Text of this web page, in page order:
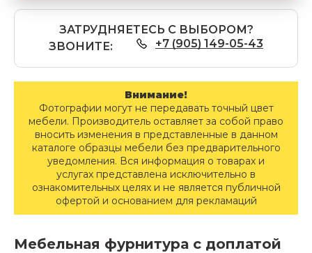
ЗАТРУДНЯЕТЕСЬ С ВЫБОРОМ?
ЗВОНИТЕ:
+7 (905) 149-05-43
Внимание!
Фотографии могут не передавать точный цвет
мебели. Производитель оставляет за собой право
вносить изменения в представленные в данном
каталоге образцы мебели без предварительного
уведомления. Вся информация о товарах и
услугах представлена исключительно в
ознакомительных целях и не является публичной
офертой и основанием для рекламаций
Мебельная фурнитура с доплатой